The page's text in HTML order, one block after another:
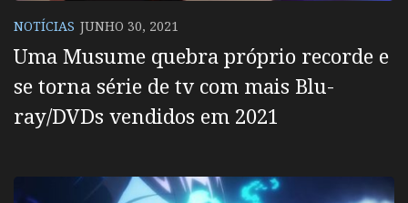
NOTÍCIAS JUNHO 30, 2021
Uma Musume quebra próprio recorde e
se torna série de tv com mais Blu-
ray/DVDs vendidos em 2021